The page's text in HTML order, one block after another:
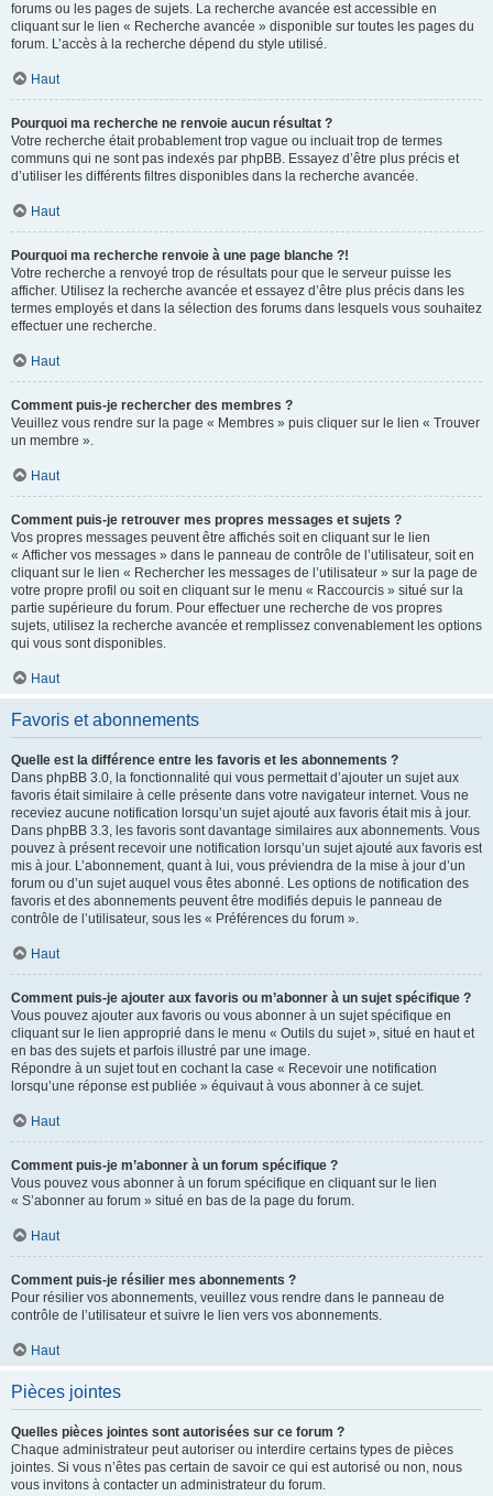
forums ou les pages de sujets. La recherche avancée est accessible en
cliquant sur le lien « Recherche avancée » disponible sur toutes les pages du
forum. L’accès à la recherche dépend du style utilisé.
Haut
Pourquoi ma recherche ne renvoie aucun résultat ?
Votre recherche était probablement trop vague ou incluait trop de termes
communs qui ne sont pas indexés par phpBB. Essayez d’être plus précis et
d’utiliser les différents filtres disponibles dans la recherche avancée.
Haut
Pourquoi ma recherche renvoie à une page blanche ?!
Votre recherche a renvoyé trop de résultats pour que le serveur puisse les
afficher. Utilisez la recherche avancée et essayez d’être plus précis dans les
termes employés et dans la sélection des forums dans lesquels vous souhaitez
effectuer une recherche.
Haut
Comment puis-je rechercher des membres ?
Veuillez vous rendre sur la page « Membres » puis cliquer sur le lien « Trouver
un membre ».
Haut
Comment puis-je retrouver mes propres messages et sujets ?
Vos propres messages peuvent être affichés soit en cliquant sur le lien
« Afficher vos messages » dans le panneau de contrôle de l’utilisateur, soit en
cliquant sur le lien « Rechercher les messages de l’utilisateur » sur la page de
votre propre profil ou soit en cliquant sur le menu « Raccourcis » situé sur la
partie supérieure du forum. Pour effectuer une recherche de vos propres
sujets, utilisez la recherche avancée et remplissez convenablement les options
qui vous sont disponibles.
Haut
Favoris et abonnements
Quelle est la différence entre les favoris et les abonnements ?
Dans phpBB 3.0, la fonctionnalité qui vous permettait d’ajouter un sujet aux
favoris était similaire à celle présente dans votre navigateur internet. Vous ne
receviez aucune notification lorsqu’un sujet ajouté aux favoris était mis à jour.
Dans phpBB 3.3, les favoris sont davantage similaires aux abonnements. Vous
pouvez à présent recevoir une notification lorsqu’un sujet ajouté aux favoris est
mis à jour. L’abonnement, quant à lui, vous préviendra de la mise à jour d’un
forum ou d’un sujet auquel vous êtes abonné. Les options de notification des
favoris et des abonnements peuvent être modifiés depuis le panneau de
contrôle de l’utilisateur, sous les « Préférences du forum ».
Haut
Comment puis-je ajouter aux favoris ou m’abonner à un sujet spécifique ?
Vous pouvez ajouter aux favoris ou vous abonner à un sujet spécifique en
cliquant sur le lien approprié dans le menu « Outils du sujet », situé en haut et
en bas des sujets et parfois illustré par une image.
Répondre à un sujet tout en cochant la case « Recevoir une notification
lorsqu’une réponse est publiée » équivaut à vous abonner à ce sujet.
Haut
Comment puis-je m’abonner à un forum spécifique ?
Vous pouvez vous abonner à un forum spécifique en cliquant sur le lien
« S’abonner au forum » situé en bas de la page du forum.
Haut
Comment puis-je résilier mes abonnements ?
Pour résilier vos abonnements, veuillez vous rendre dans le panneau de
contrôle de l’utilisateur et suivre le lien vers vos abonnements.
Haut
Pièces jointes
Quelles pièces jointes sont autorisées sur ce forum ?
Chaque administrateur peut autoriser ou interdire certains types de pièces
jointes. Si vous n’êtes pas certain de savoir ce qui est autorisé ou non, nous
vous invitons à contacter un administrateur du forum.